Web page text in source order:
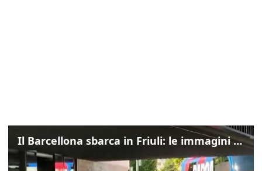
Il Barcellona sbarca in Friuli: le immagini dell'arrivo in albergo